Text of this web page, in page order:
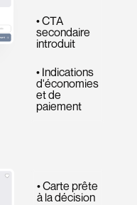
• CTA
secondaire
introduit
• Indications
d'économies
et de
paiement
• Carte prête
à la décision